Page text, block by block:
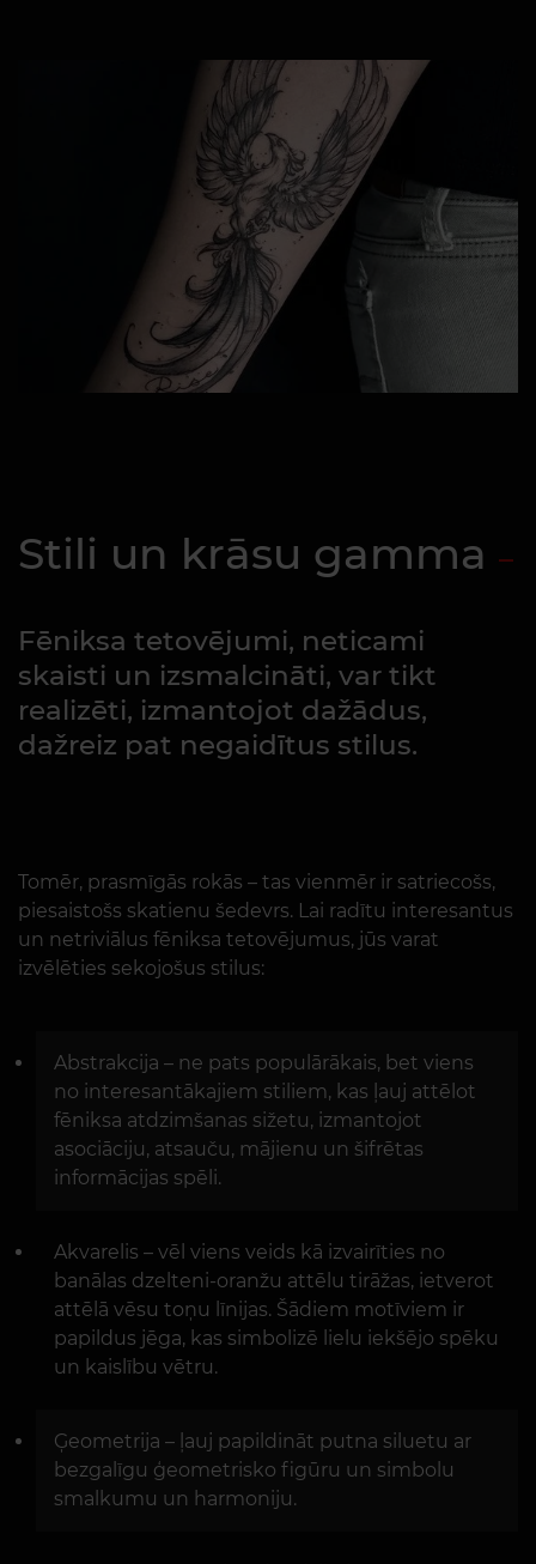
Stili un krāsu gamma
Fēniksa tetovējumi, neticami
skaisti un izsmalcināti, var tikt
realizēti, izmantojot dažādus,
dažreiz pat negaidītus stilus.
Tomēr, prasmīgās rokās – tas vienmēr ir satriecošs,
piesaistošs skatienu šedevrs. Lai radītu interesantus
un netriviālus fēniksa tetovējumus, jūs varat
izvēlēties sekojošus stilus:
Abstrakcija – ne pats populārākais, bet viens
no interesantākajiem stiliem, kas ļauj attēlot
fēniksa atdzimšanas sižetu, izmantojot
asociāciju, atsauču, mājienu un šifrētas
informācijas spēli.
Akvarelis – vēl viens veids kā izvairīties no
banālas dzelteni-oranžu attēlu tirāžas, ietverot
attēlā vēsu toņu līnijas. Šādiem motīviem ir
papildus jēga, kas simbolizē lielu iekšējo spēku
un kaislību vētru.
Ģeometrija – ļauj papildināt putna siluetu ar
bezgalīgu ģeometrisko figūru un simbolu
smalkumu un harmoniju.